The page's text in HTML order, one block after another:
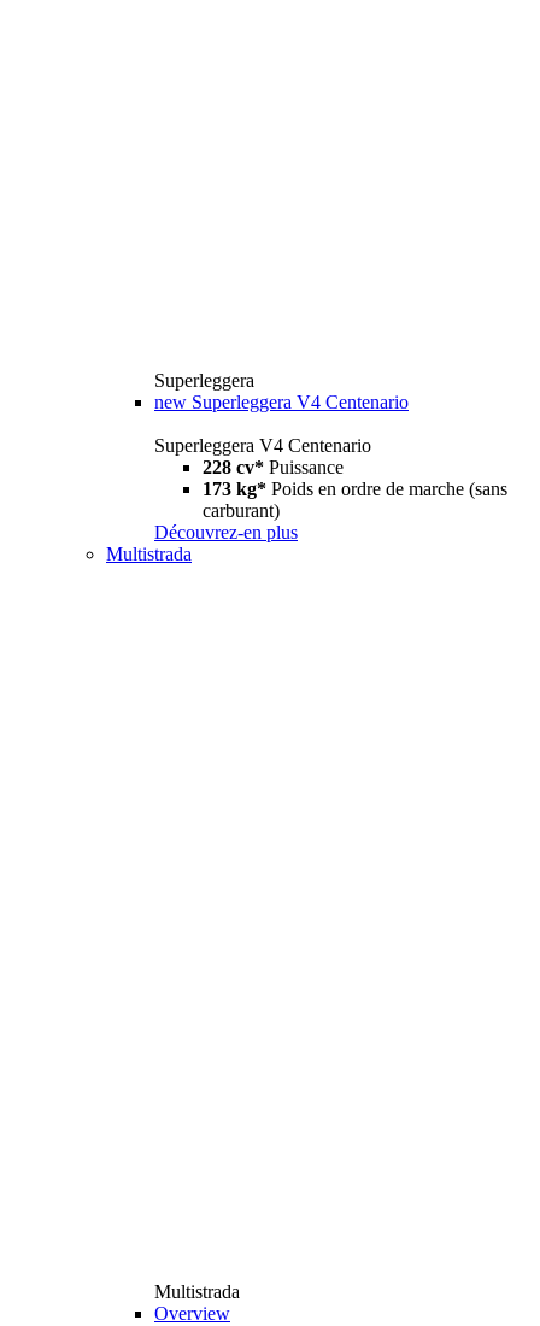
Superleggera
new Superleggera V4 Centenario
Superleggera V4 Centenario
228 cv* Puissance
173 kg* Poids en ordre de marche (sans
carburant)
Découvrez-en plus
Multistrada
Multistrada
Overview